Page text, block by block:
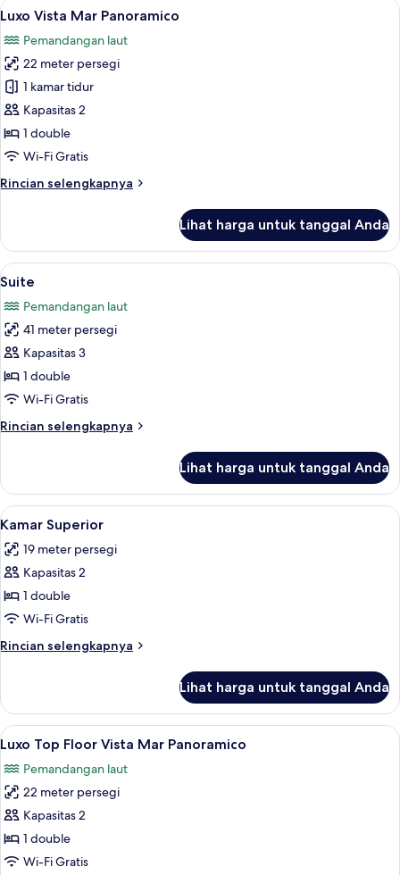
Lihat
semua
foto
untuk
Luxo
Vista
Mar
Panoramico
5
Luxo Vista Mar Panoramico
Pemandangan laut
22 meter persegi
1 kamar tidur
Kapasitas 2
1 double
Wi-Fi Gratis
Rincian selengkapnya
Rincian
Luxo
Vista
Mar
Lihat harga untuk tanggal Anda
Lihat
semua
foto
untuk
Suite
Seprai premium, minibar, brankas,
7
Suite
Pemandangan laut
41 meter persegi
Kapasitas 3
1 double
Wi-Fi Gratis
Rincian selengkapnya
Rincian
Suite
Lihat harga untuk tanggal Anda
Lihat
semua
foto
untuk
Kamar
Superior
Seprai premium, minibar, brankas,
7
Kamar Superior
19 meter persegi
Kapasitas 2
1 double
Wi-Fi Gratis
Rincian selengkapnya
Rincian
Kamar
Superior
Lihat harga untuk tanggal Anda
Lihat
semua
foto
untuk
Luxo
Top
Floor
Seprai premium, minibar, brankas,
5
Luxo Top Floor Vista Mar Panoramico
Pemandangan laut
22 meter persegi
Kapasitas 2
1 double
Wi-Fi Gratis